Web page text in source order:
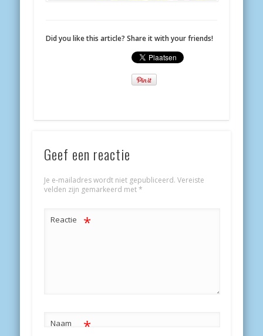
Did you like this article? Share it with your friends!
Geef een reactie
Je e-mailadres wordt niet gepubliceerd. Vereiste
velden zijn gemarkeerd met*
Reactie *
Naam *